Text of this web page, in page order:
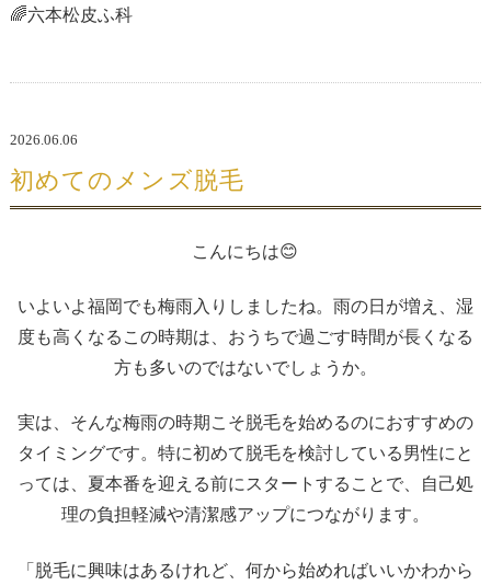
🌈六本松皮ふ科
2026.06.06
初めてのメンズ脱毛
こんにちは😊
いよいよ福岡でも梅雨入りしましたね。雨の日が増え、湿
度も高くなるこの時期は、おうちで過ごす時間が長くなる
方も多いのではないでしょうか。
実は、そんな梅雨の時期こそ脱毛を始めるのにおすすめの
タイミングです。特に初めて脱毛を検討している男性にと
っては、夏本番を迎える前にスタートすることで、自己処
理の負担軽減や清潔感アップにつながります。
「脱毛に興味はあるけれど、何から始めればいいかわから